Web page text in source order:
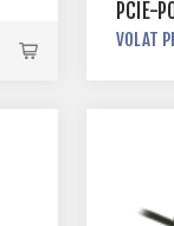
PCIE-
VOLAT